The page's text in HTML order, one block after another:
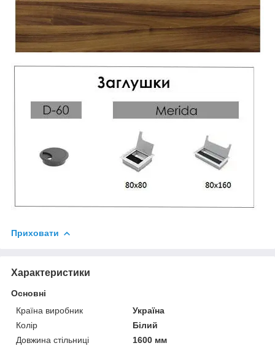
Приховати
Характеристики
Основні
Країна виробник
Україна
Колір
Білий
Довжина стільниці
1600 мм